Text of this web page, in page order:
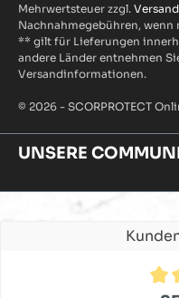
Mehrwertsteuer zzgl.
Nachnahmegebühren,
** gilt für Lieferungen
andere Länder entnehmen
Versandinformationen.
© 2026 - SCORPROTECT
UNSERE